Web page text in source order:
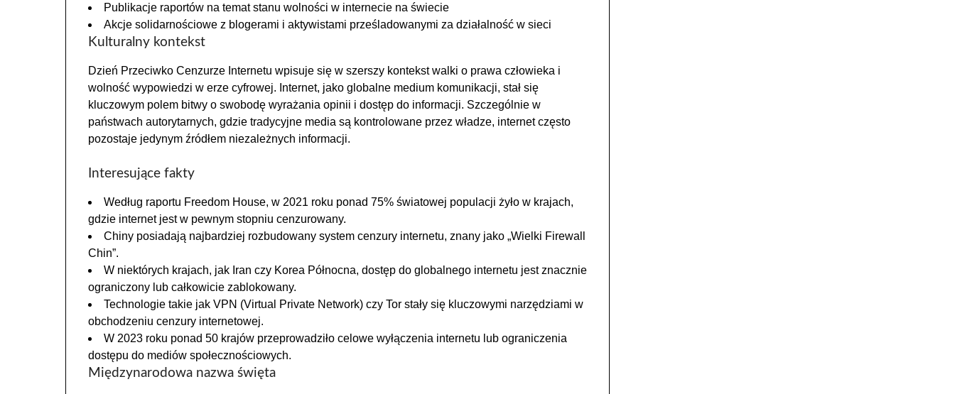
Publikacje raportów na temat stanu wolności w internecie na świecie
Akcje solidarnościowe z blogerami i aktywistami prześladowanymi za działalność w sieci
Kulturalny kontekst
Dzień Przeciwko Cenzurze Internetu wpisuje się w szerszy kontekst walki o prawa człowieka i
wolność wypowiedzi w erze cyfrowej. Internet, jako globalne medium komunikacji, stał się
kluczowym polem bitwy o swobodę wyrażania opinii i dostęp do informacji. Szczególnie w
państwach autorytarnych, gdzie tradycyjne media są kontrolowane przez władze, internet często
pozostaje jedynym źródłem niezależnych informacji.
Interesujące fakty
Według raportu Freedom House, w 2021 roku ponad 75% światowej populacji żyło w krajach,
gdzie internet jest w pewnym stopniu cenzurowany.
Chiny posiadają najbardziej rozbudowany system cenzury internetu, znany jako „Wielki Firewall
Chin”.
W niektórych krajach, jak Iran czy Korea Północna, dostęp do globalnego internetu jest znacznie
ograniczony lub całkowicie zablokowany.
Technologie takie jak VPN (Virtual Private Network) czy Tor stały się kluczowymi narzędziami w
obchodzeniu cenzury internetowej.
W 2023 roku ponad 50 krajów przeprowadziło celowe wyłączenia internetu lub ograniczenia
dostępu do mediów społecznościowych.
Międzynarodowa nazwa święta